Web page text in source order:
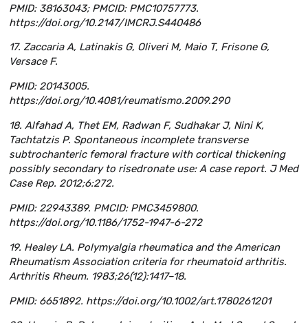
PMID: 38163043; PMCID: PMC10757773.
https://doi.org/10.2147/IMCRJ.S440486
17. Zaccaria A, Latinakis G, Oliveri M, Maio T, Frisone G,
Versace F.
PMID: 20143005.
https://doi.org/10.4081/reumatismo.2009.290
18. Alfahad A, Thet EM, Radwan F, Sudhakar J, Nini K,
Tachtatzis P. Spontaneous incomplete transverse
subtrochanteric femoral fracture with cortical thickening
possibly secondary to risedronate use: A case report. J Med
Case Rep. 2012;6:272.
PMID: 22943389. PMCID: PMC3459800.
https://doi.org/10.1186/1752-1947-6-272
19. Healey LA. Polymyalgia rheumatica and the American
Rheumatism Association criteria for rheumatoid arthritis.
Arthritis Rheum. 1983;26(12):1417–18.
PMID: 6651892. https://doi.org/10.1002/art.1780261201